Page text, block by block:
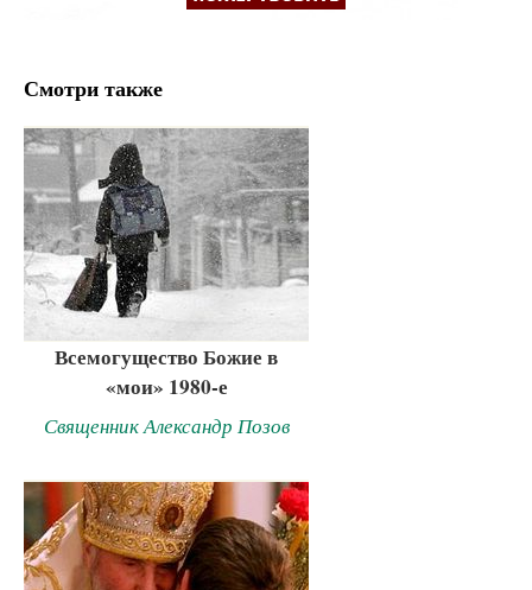
Смотри также
Всемогущество Божие в
«мои» 1980-е
Священник Александр Позов